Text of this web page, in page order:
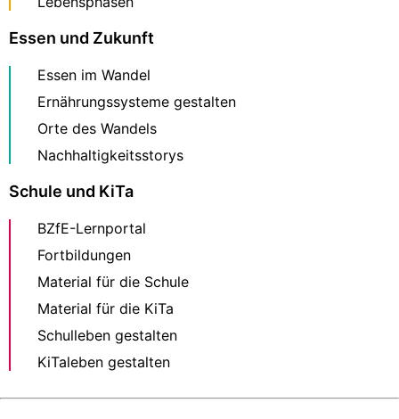
Essen und Zukunft
Essen im Wandel
Ernährungssysteme gestalten
Orte des Wandels
Nachhaltigkeitsstorys
Schule und KiTa
BZfE-Lernportal
Fortbildungen
Material für die Schule
Material für die KiTa
Schulleben gestalten
KiTaleben gestalten